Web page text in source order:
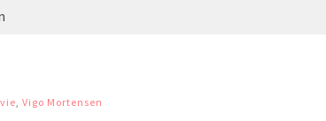
, Vigo Mortensen